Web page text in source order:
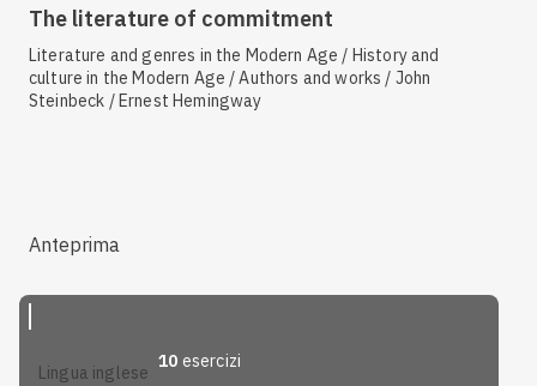
The literature of commitment
Literature and genres in the Modern Age / History and
culture in the Modern Age / Authors and works / John
Steinbeck / Ernest Hemingway
Anteprima
lingua inglese
10 esercizi